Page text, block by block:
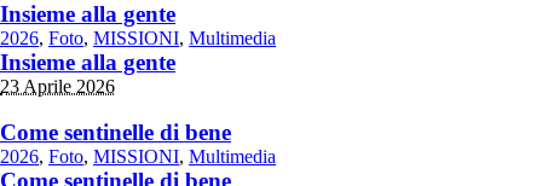
Insieme alla gente
2026, Foto, MISSIONI, Multimedia
Insieme alla gente
23 Aprile 2026
Come sentinelle di bene
2026, Foto, MISSIONI, Multimedia
Come sentinelle di bene